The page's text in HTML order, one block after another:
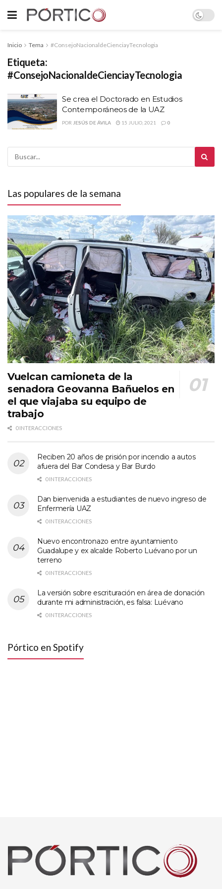
Inicio Tema #ConsejoNacionaldeCienciayTecnologia
Etiqueta:
#ConsejoNacionaldeCienciayTecnologia
Se crea el Doctorado en Estudios
Contemporáneos de la UAZ
POR JESÚS DE ÁVILA 15 JULIO, 2021 0
Las populares de la semana
Vuelcan camioneta de la
senadora Geovanna Bañuelos en
el que viajaba su equipo de
trabajo
0 INTERACCIONES
Reciben 20 años de prisión por incendio a autos
afuera del Bar Condesa y Bar Burdo
0 INTERACCIONES
Dan bienvenida a estudiantes de nuevo ingreso de
Enfermería UAZ
0 INTERACCIONES
Nuevo encontronazo entre ayuntamiento
Guadalupe y ex alcalde Roberto Luévano por un
terreno
0 INTERACCIONES
La versión sobre escrituración en área de donación
durante mi administración, es falsa: Luévano
0 INTERACCIONES
Pórtico en Spotify